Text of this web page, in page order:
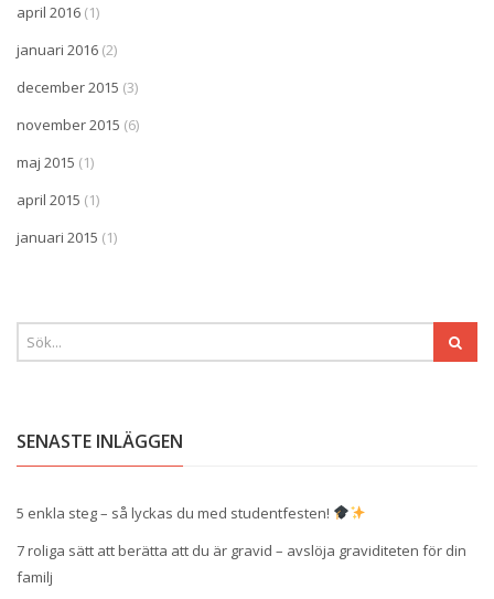
april 2016 (1)
januari 2016 (2)
december 2015 (3)
november 2015 (6)
maj 2015 (1)
april 2015 (1)
januari 2015 (1)
SENASTE INLÄGGEN
5 enkla steg – så lyckas du med studentfesten!
7 roliga sätt att berätta att du är gravid – avslöja graviditeten för din
familj